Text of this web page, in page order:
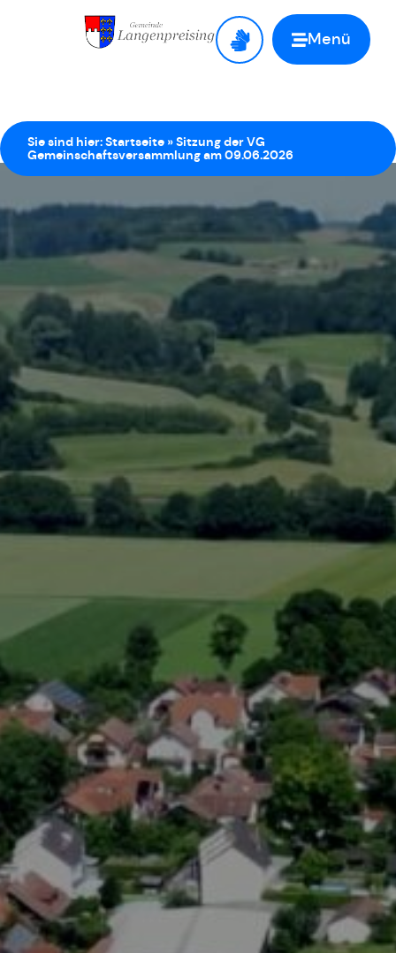
Menü
Sie sind hier:Startseite »Sitzung der VG
Gemeinschaftsversammlung am 09.06.2026